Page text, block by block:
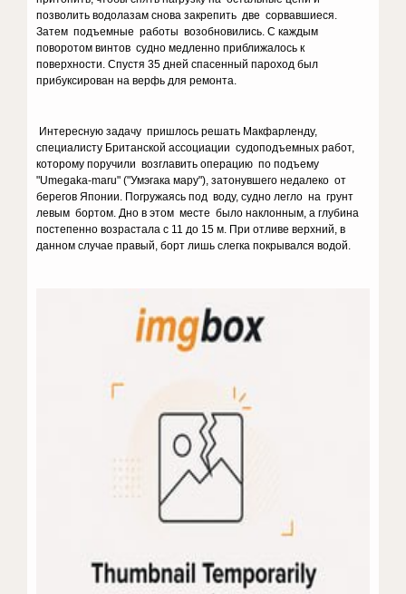
позволить водолазам снова закрепить две сорвавшиеся.
Затем подъемные работы возобновились. С каждым
поворотом винтов судно медленно приближалось к
поверхности. Спустя 35 дней спасенный пароход был
прибуксирован на верфь для ремонта.
Интересную задачу пришлось решать Макфарленду,
специалисту Британской ассоциации судоподъемных работ,
которому поручили возглавить операцию по подъему
"Umegaka-maru" ("Умэгака мару"), затонувшего недалеко от
берегов Японии. Погружаясь под воду, судно легло на грунт
левым бортом. Дно в этом месте было наклонным, а глубина
постепенно возрастала с 11 до 15 м. При отливе верхний, в
данном случае правый, борт лишь слегка покрывался водой.